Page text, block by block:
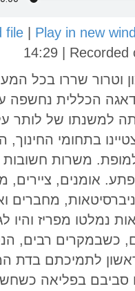
file Play in new
14:29
Recorded
וטרור שררו בכל
הכללית נחשפה
למשנתו של לותר
בתחומי החינוך,
משרות חשובות
אומנים, ציירים,
מחברים
נמלטו מפריז והיו
כשבמקרים רבים,
לתמיכתם בדת
סביבם בפליאה